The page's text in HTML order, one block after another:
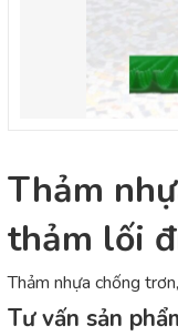
Thảm
thảm lối
Thảm nhựa chống
Tư vấn sản